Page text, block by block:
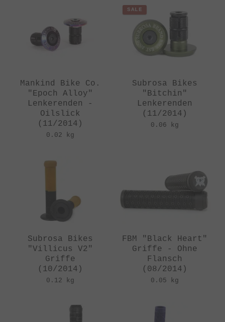
Mankind Bike Co.
"Epoch Alloy"
Lenkerenden -
Oilslick
(11/2014)
0.02 kg
SALE
Subrosa Bikes
"Bitchin"
Lenkerenden
(11/2014)
0.06 kg
Subrosa Bikes
"Villicus V2"
Griffe
(10/2014)
0.12 kg
FBM "Black Heart"
Griffe - Ohne
Flansch
(08/2014)
0.05 kg